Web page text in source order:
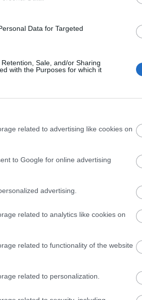
Data for Targeted
Sale, and/or Sharing
with the Purposes for which it
related to advertising like cookies on
to Google for online advertising
advertising.
related to analytics like cookies on
related to functionality of the website
related to personalization.